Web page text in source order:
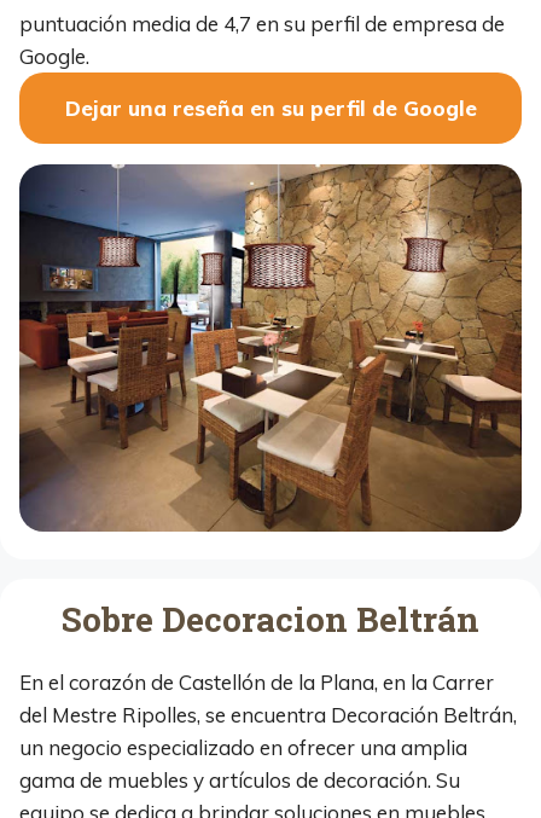
puntuación media de 4,7 en su perfil de empresa de
Google.
Dejar una reseña en su perfil de Google
Sobre Decoracion Beltrán
En el corazón de Castellón de la Plana, en la Carrer
del Mestre Ripolles, se encuentra Decoración Beltrán,
un negocio especializado en ofrecer una amplia
gama de muebles y artículos de decoración. Su
equipo se dedica a brindar soluciones en muebles